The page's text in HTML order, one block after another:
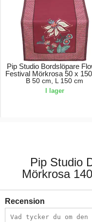
Pip Studio Bordslöpare
Festival Mörkrosa 50 x
B 50 cm, L 150 cm
I lager
Pip Studio
Mörkrosa
Recension